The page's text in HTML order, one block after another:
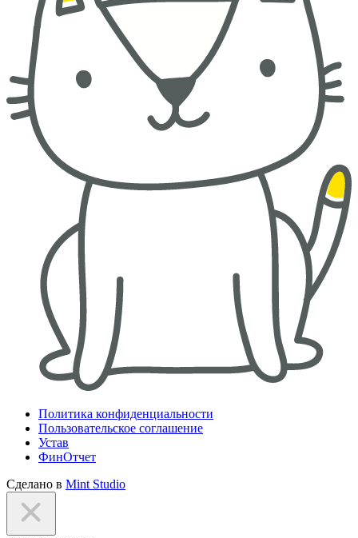
Политика конфиденциальности
Пользовательское соглашение
Устав
ФинОтчет
Сделано в Mint Studio